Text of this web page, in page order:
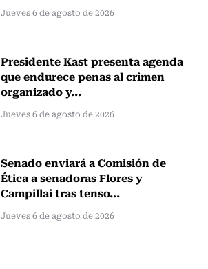
Jueves 6 de agosto de 2026
Presidente Kast presenta agenda
que endurece penas al crimen
organizado y...
Jueves 6 de agosto de 2026
Senado enviará a Comisión de
Ética a senadoras Flores y
Campillai tras tenso...
Jueves 6 de agosto de 2026